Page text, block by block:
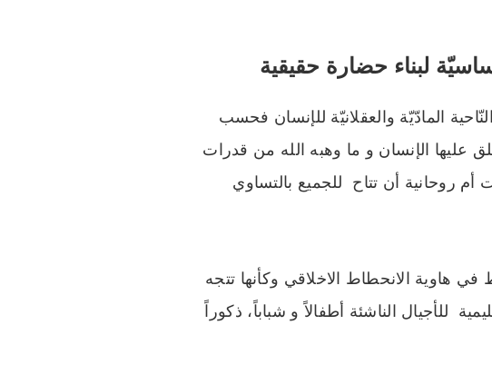
لبناء حضارة حقيقية
المادّيّة والعقلانيّة للإنسان فحسب
خلق عليها الإنسان و ما وهبه الله من قدرات
روحانية أن تتاح للجميع بالتساوي
هاوية الانحطاط الاخلاقي وكأنها تتجه
للأجيال الناشئة أطفالاً و شباباً، ذكوراً